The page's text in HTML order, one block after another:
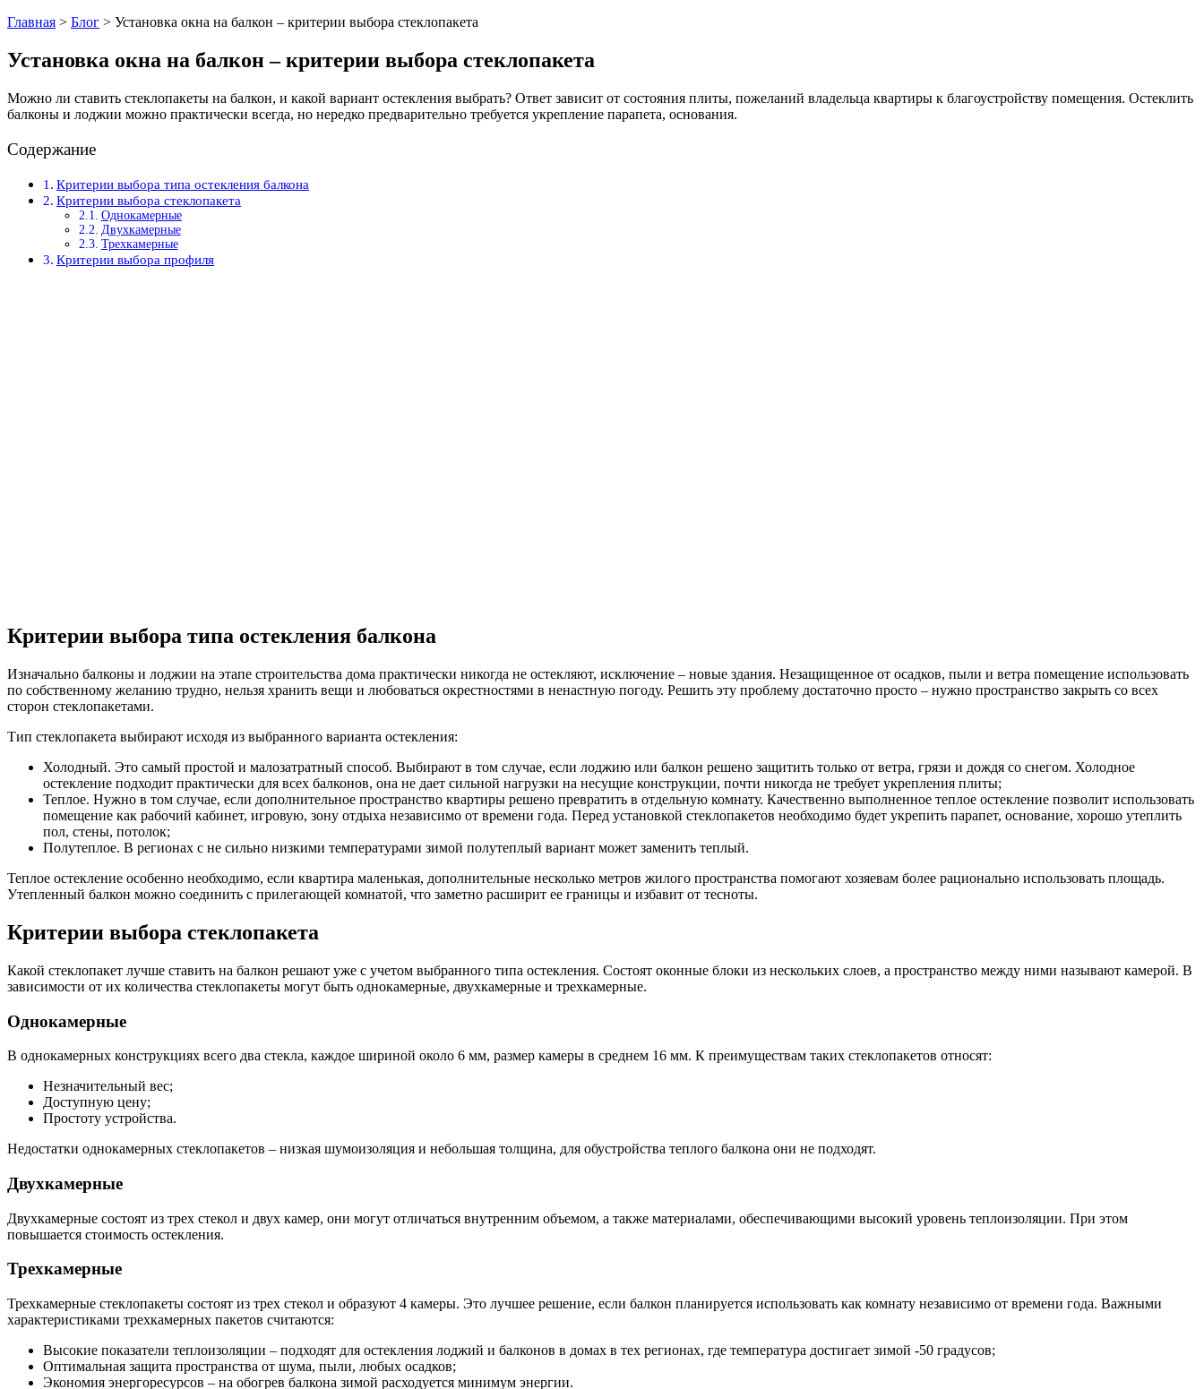
Главная > Блог > Установка окна на балкон – критерии выбора стеклопакета
Установка окна на балкон – критерии выбора стеклопакета
Можно ли ставить стеклопакеты на балкон, и какой вариант остекления выбрать? Ответ зависит от состояния плиты, пожеланий владельца квартиры к благоустройству помещения. Остеклить
балконы и лоджии можно практически всегда, но нередко предварительно требуется укрепление парапета, основания.
Содержание
Критерии выбора типа остекления балкона
Критерии выбора стеклопакета
Однокамерные
Двухкамерные
Трехкамерные
Критерии выбора профиля
Критерии выбора типа остекления балкона
Изначально балконы и лоджии на этапе строительства дома практически никогда не остекляют, исключение – новые здания. Незащищенное от осадков, пыли и ветра помещение использовать
по собственному желанию трудно, нельзя хранить вещи и любоваться окрестностями в ненастную погоду. Решить эту проблему достаточно просто – нужно пространство закрыть со всех
сторон стеклопакетами.
Тип стеклопакета выбирают исходя из выбранного варианта остекления:
Холодный. Это самый простой и малозатратный способ. Выбирают в том случае, если лоджию или балкон решено защитить только от ветра, грязи и дождя со снегом. Холодное
остекление подходит практически для всех балконов, она не дает сильной нагрузки на несущие конструкции, почти никогда не требует укрепления плиты;
Теплое. Нужно в том случае, если дополнительное пространство квартиры решено превратить в отдельную комнату. Качественно выполненное теплое остекление позволит использовать
помещение как рабочий кабинет, игровую, зону отдыха независимо от времени года. Перед установкой стеклопакетов необходимо будет укрепить парапет, основание, хорошо утеплить
пол, стены, потолок;
Полутеплое. В регионах с не сильно низкими температурами зимой полутеплый вариант может заменить теплый.
Теплое остекление особенно необходимо, если квартира маленькая, дополнительные несколько метров жилого пространства помогают хозяевам более рационально использовать площадь.
Утепленный балкон можно соединить с прилегающей комнатой, что заметно расширит ее границы и избавит от тесноты.
Критерии выбора стеклопакета
Какой стеклопакет лучше ставить на балкон решают уже с учетом выбранного типа остекления. Состоят оконные блоки из нескольких слоев, а пространство между ними называют камерой. В
зависимости от их количества стеклопакеты могут быть однокамерные, двухкамерные и трехкамерные.
Однокамерные
В однокамерных конструкциях всего два стекла, каждое шириной около 6 мм, размер камеры в среднем 16 мм. К преимуществам таких стеклопакетов относят:
Незначительный вес;
Доступную цену;
Простоту устройства.
Недостатки однокамерных стеклопакетов – низкая шумоизоляция и небольшая толщина, для обустройства теплого балкона они не подходят.
Двухкамерные
Двухкамерные состоят из трех стекол и двух камер, они могут отличаться внутренним объемом, а также материалами, обеспечивающими высокий уровень теплоизоляции. При этом
повышается стоимость остекления.
Трехкамерные
Трехкамерные стеклопакеты состоят из трех стекол и образуют 4 камеры. Это лучшее решение, если балкон планируется использовать как комнату независимо от времени года. Важными
характеристиками трехкамерных пакетов считаются:
Высокие показатели теплоизоляции – подходят для остекления лоджий и балконов в домах в тех регионах, где температура достигает зимой -50 градусов;
Оптимальная защита пространства от шума, пыли, любых осадков;
Экономия энергоресурсов – на обогрев балкона зимой расходуется минимум энергии.